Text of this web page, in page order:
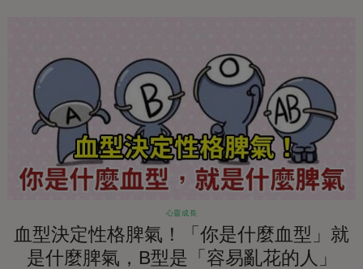
心靈成長
血型決定性格脾氣！「你是什麼血型」就
是什麼脾氣，B型是「容易亂花的人」